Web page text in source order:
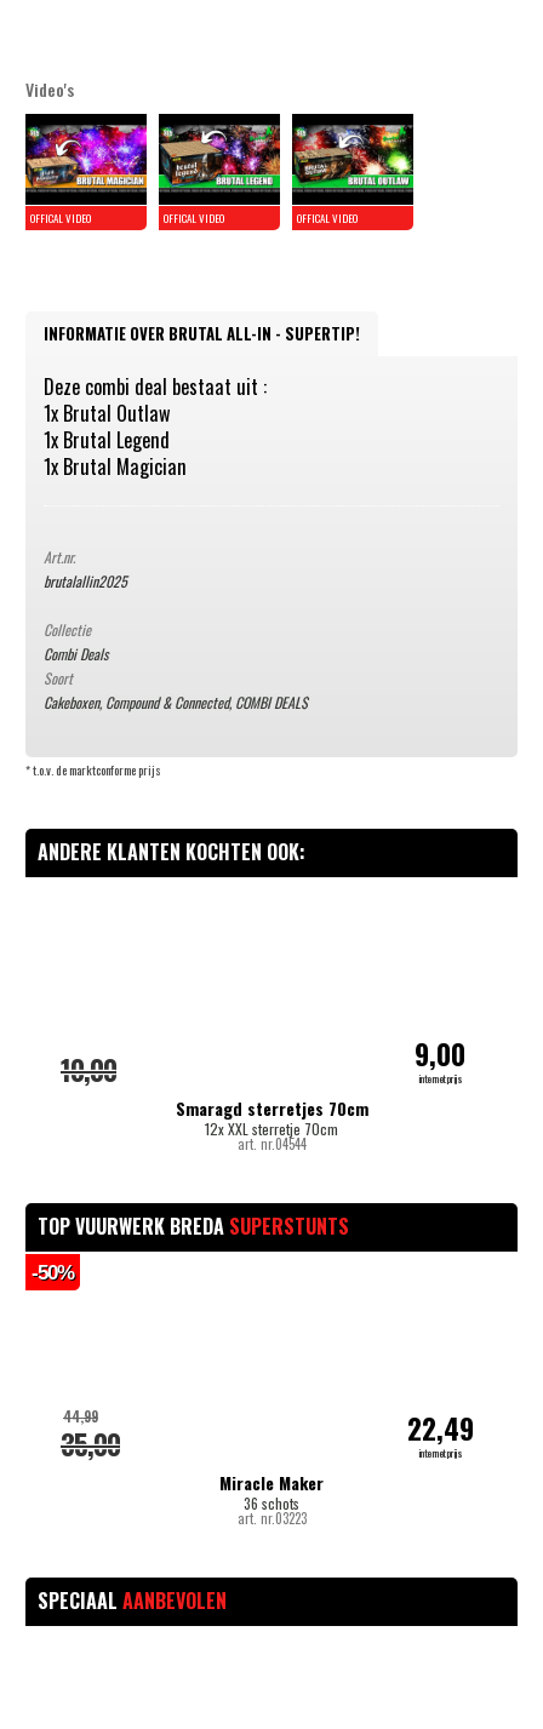
Video's
INFORMATIE OVER BRUTAL ALL-IN - SUPERTIP!
Deze combi deal bestaat uit :
1x Brutal Outlaw
1x Brutal Legend
1x Brutal Magician
Art.nr.
brutalallin2025
Collectie
Combi Deals
Soort
Cakeboxen, Compound & Connected, COMBI DEAL$
* t.o.v. de marktconforme prijs
ANDERE KLANTEN KOCHTEN OOK:
Smaragd sterretjes 70cm
12x XXL sterretje 70cm
art. nr.04544
10,00 9,00
internetprijs
TOP VUURWERK BREDA SUPERSTUNTS
Miracle Maker
36 schots
art. nr.03223
35,00
44,99 22,49
internetprijs
-50%
SPECIAAL AANBEVOLEN